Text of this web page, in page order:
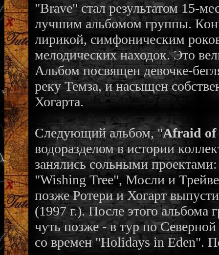
"Brave" стал результатом 15-
лучшим альбомом группы.
лирикой, симфоническим
мелодических находок. Это
Альбом посвящен девочке-
реку Темза, и насыщен
Хогарта.
Следующий альбом, "Afraid of
водоразделом в истории
занялись сольными
"Wishing Tree", Мосли и
позже Ротери и Хогарт
(1997 г.). После этого альбома
чуть позже - в тур по
со времен "Holidays in Eden".